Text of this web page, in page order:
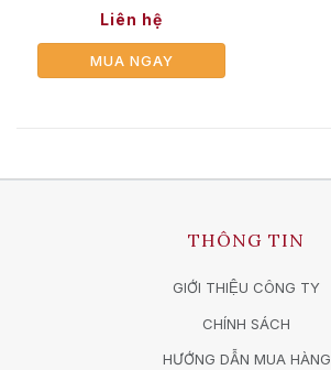
LIÊN HỆ
trường Việt Nam bởi Qwinery
được các chuyên gia và
người tiêu dùng đánh giá
Liên hệ
MUA NGAY
THÔNG TIN
GIỚI THIỆU CÔNG TY
CHÍNH SÁCH
HƯỚNG DẪN MUA HÀNG